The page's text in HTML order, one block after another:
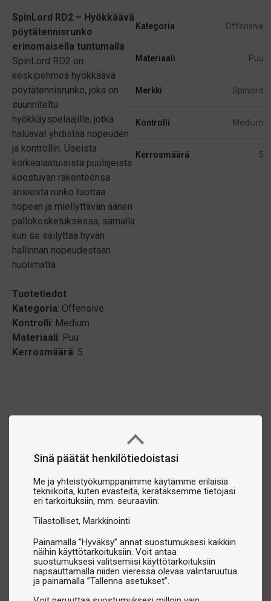
Sinä päätät henkilötiedoistasi
Me ja yhteistyökumppanimme käytämme erilaisia
tekniikoita, kuten evästeitä, kerätäksemme tietojasi
eri tarkoituksiin, mm. seuraaviin:
Tilastolliset Markkinointi
Painamalla ”Hyväksy” annat suostumuksesi kaikkiin
näihin käyttötarkoituksiin. Voit antaa
suostumuksesi valitsemiisi käyttötarkoituksiin
napsauttamalla niiden vieressä olevaa valintaruutua
ja painamalla ”Tallenna asetukset”.
SpinLord RD2 – Hyökkäävä
pöytätennisrunko
erinomaisella tuntumalla
SpinLord RD2 on
keskipehmeä hyökkäävä
pöytätennisrunko, joka on
suunniteltu
hyökkäyspelaajille, jotka
haluavat yhdistää nopeuden
ja kontrollin. Useista
korkealaatuisista puulajeista
koostuvan rakenteensa
ansiosta runko tuottaa
nopean ja miellyttävän äänen
pallokosketuksessa, samalla
kun se säilyttää hyvän
hallinnan nopeudestaan
huolimatta.
Tuotetiedot
Kategoria: Offensive
Kontrolli: Medium
Materiaali: Puu
Kerrosmäärä: 5
Kategoria Offensive
Materiaali Puu
Merkki Spinlord
Kontrolli Medium
Kerrosmäärä 5